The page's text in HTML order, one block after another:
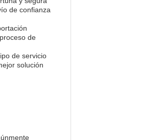
de confianza
de
de servicio
solución